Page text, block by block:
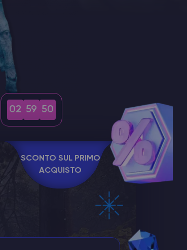
02 59 48
SCONTO SUL PRIMO
ACQUISTO